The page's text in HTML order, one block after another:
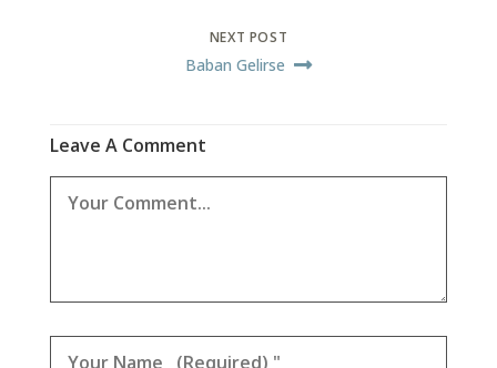
NEXT POST
Baban Gelirse
Leave A Comment